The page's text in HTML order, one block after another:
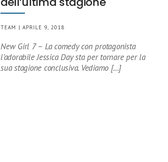
TEAM | APRILE 9, 2018
New Girl 7 – La comedy con protagonista
l’adorabile Jessica Day sta per tornare per la
sua stagione conclusiva. Vediamo […]